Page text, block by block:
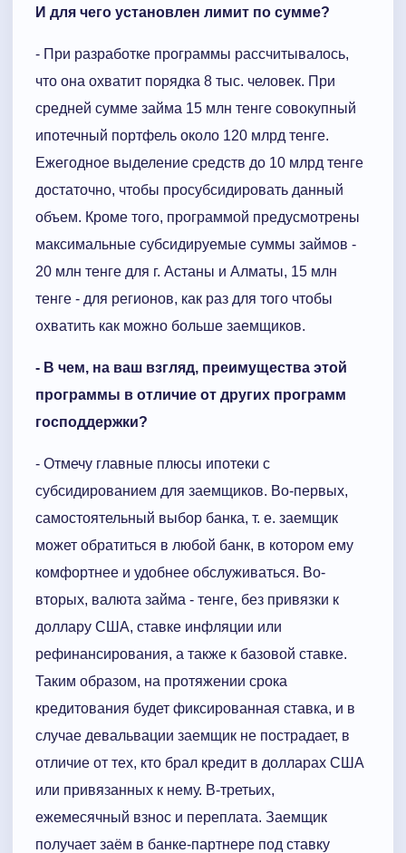
И для чего установлен лимит по сумме?
- При разработке программы рассчитывалось,
что она охватит порядка 8 тыс. человек. При
средней сумме займа 15 млн тенге совокупный
ипотечный портфель около 120 млрд тенге.
Ежегодное выделение средств до 10 млрд тенге
достаточно, чтобы просубсидировать данный
объем. Кроме того, программой предусмотрены
максимальные субсидируемые суммы займов -
20 млн тенге для г. Астаны и Алматы, 15 млн
тенге - для регионов, как раз для того чтобы
охватить как можно больше заемщиков.
- В чем, на ваш взгляд, преимущества этой
программы в отличие от других программ
господдержки?
- Отмечу главные плюсы ипотеки с
субсидированием для заемщиков. Во-первых,
самостоятельный выбор банка, т. е. заемщик
может обратиться в любой банк, в котором ему
комфортнее и удобнее обслуживаться. Во-
вторых, валюта займа - тенге, без привязки к
доллару США, ставке инфляции или
рефинансирования, а также к базовой ставке.
Таким образом, на протяжении срока
кредитования будет фиксированная ставка, и в
случае девальвации заемщик не пострадает, в
отличие от тех, кто брал кредит в долларах США
или привязанных к нему. В-третьих,
ежемесячный взнос и переплата. Заемщик
получает заём в банке-партнере под ставку